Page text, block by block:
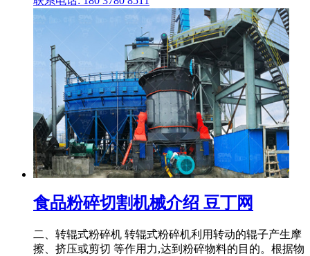
食品粉碎切割机械介绍 豆丁网
二、转辊式粉碎机 转辊式粉碎机利用转动的辊子产生摩
擦、挤压或剪切 等作用力,达到粉碎物料的目的。根据物